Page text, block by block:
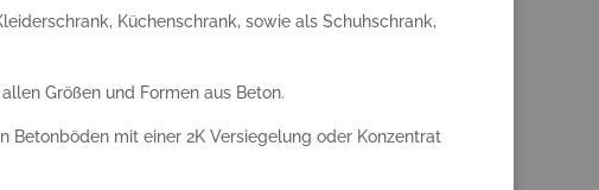
Küchenschrank, sowie als Schuhschrank,
Größen und Formen aus Beton.
Betonböden mit einer 2K Versiegelung oder Konzentrat